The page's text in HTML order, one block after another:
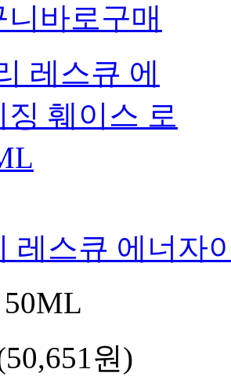
바로구매
레스큐 에너자
50ML
원)